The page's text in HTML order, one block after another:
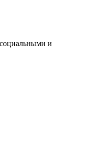
и